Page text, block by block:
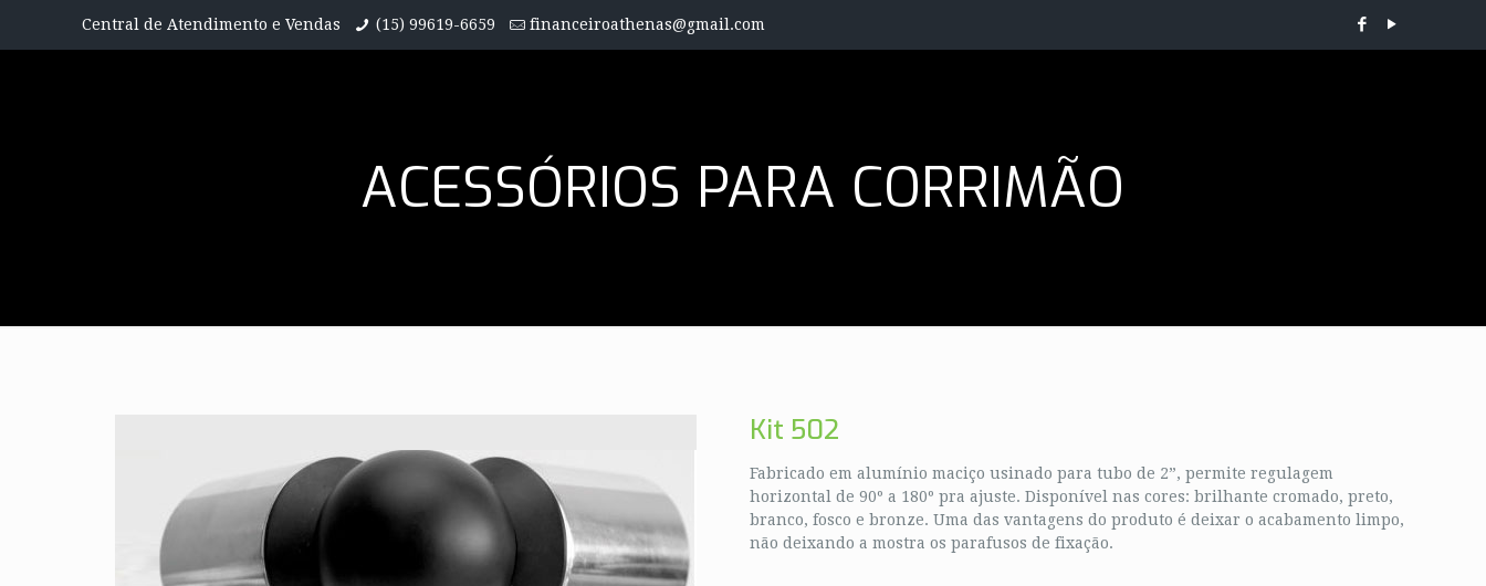
Central de Atendimento e Vendas (15) 99619-6659 financeiroathenas@gmail.com
ACESSÓRIOS PARA CORRIMÃO
Kit 502
Fabricado em alumínio maciço usinado para tubo de 2”, permite regulagem
horizontal de 90º a 180º pra ajuste. Disponível nas cores: brilhante cromado, preto,
branco, fosco e bronze. Uma das vantagens do produto é deixar o acabamento limpo,
não deixando a mostra os parafusos de fixação.